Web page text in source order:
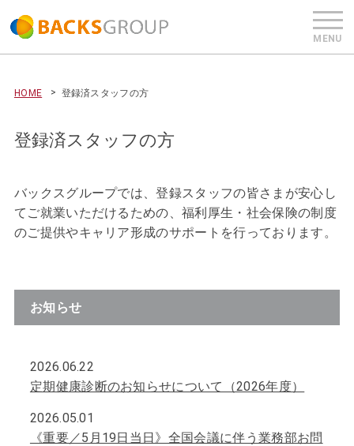
HOME 登録済スタッフの方
登録済スタッフの方
バックスグループでは、登録スタッフの皆さまが安心し
てご就業いただけるための、福利厚生・社会保険の制度
のご提供やキャリア形成のサポートを行っております。
お知らせ
2026.06.22
定期健康診断のお知らせについて（2026年度）
2026.05.01
《重要／5月19日当日》全国会議に伴う業務部お問